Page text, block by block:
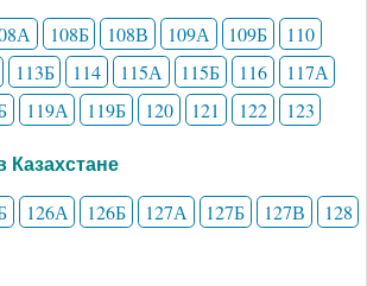
108Б 108В 109А 109Б
110
113Б 114 115А 115Б 116
117А
119А 119Б 120 121 122 123
Казахстане
126А 126Б 127А 127Б 127В
128